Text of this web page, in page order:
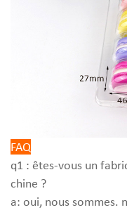
FAQ
q1 : êtes-vous un
chine ?
a: oui, nous sommes.